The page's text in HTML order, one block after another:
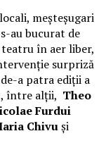
meșteșugari
au bucurat de
teatru în aer liber,
surpriză
de-a patra ediții a
între alții, Theo
Furdui
Chivuși